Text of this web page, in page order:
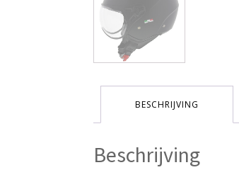
BESCHRIJVING
Beschrijving